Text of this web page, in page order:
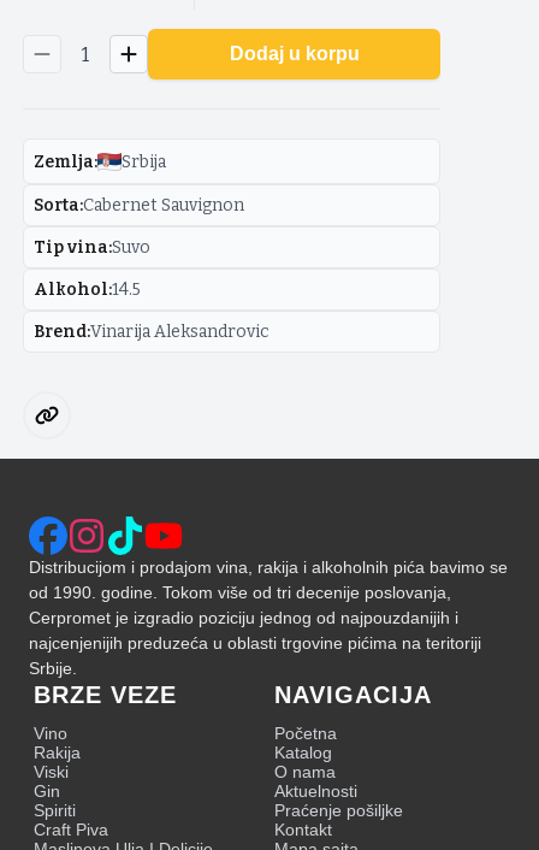
1 Dodaj u korpu
Zemlja: Srbija
Sorta:Cabernet Sauvignon
Tip vina:Suvo
Alkohol:14.5
Brend:Vinarija Aleksandrovic
Distribucijom i prodajom vina, rakija i alkoholnih pića bavimo se
od 1990. godine. Tokom više od tri decenije poslovanja,
Cerpromet je izgradio poziciju jednog od najpouzdanijih i
najcenjenijih preduzeća u oblasti trgovine pićima na teritoriji
Srbije.
BRZE VEZE
Vino
Rakija
Viski
Gin
Spiriti
Craft Piva
NAVIGACIJA
Početna
Katalog
O nama
Aktuelnosti
Praćenje pošiljke
Kontakt